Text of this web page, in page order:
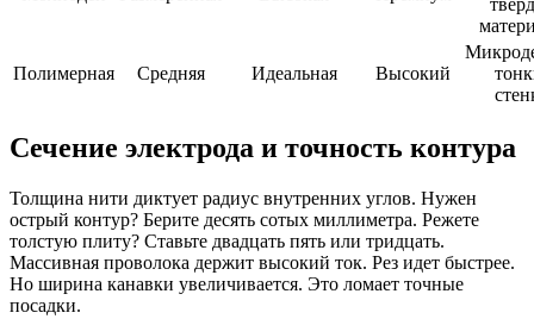
Полимерная Средняя Идеальная Высокий
Сечение электрода и точность контура
Толщина нити диктует радиус внутренних углов. Нужен
острый контур? Берите десять сотых миллиметра. Режете
толстую плиту? Ставьте двадцать пять или тридцать.
Массивная проволока держит высокий ток. Рез идет быстрее.
Но ширина канавки увеличивается. Это ломает точные
посадки.